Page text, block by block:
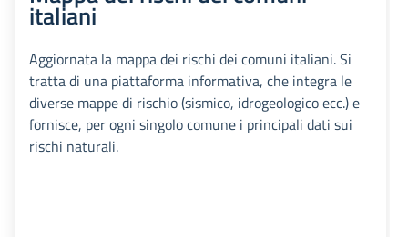
italiani
Aggiornata la mappa dei rischi dei comuni italiani. Si
tratta di una piattaforma informativa, che integra le
diverse mappe di rischio (sismico, idrogeologico ecc.) e
fornisce, per ogni singolo comune i principali dati sui
rischi naturali.